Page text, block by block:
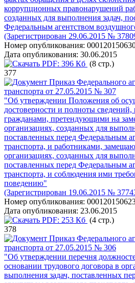
коррупционных правонарушений
созданных для выполнения задач,
Федеральным агентством
(Зарегистрирован 29.06.2015 №
Номер опубликования:
Дата опубликования: 30.06.2015
PDF: 396 Кб (8 стр.)
377
Приказ Федерального
транспорта от 27.05.2015 № 307
"Об утверждении Положения об
достоверности и полноты сведений,
гражданами, претендующими на
организациях, созданных для
поставленных перед Федеральным
транспорта, и работниками,
организациях, созданных для
поставленных перед Федеральным
транспорта, и соблюдения ими
поведению"
(Зарегистрирован 19.06.2015 №
Номер опубликования:
Дата опубликования: 23.06.2015
PDF: 253 Кб (4 стр.)
378
Приказ Федерального
транспорта от 27.05.2015 № 306
"Об утверждении перечня
основании трудового договора в
выполнения задач, поставленных